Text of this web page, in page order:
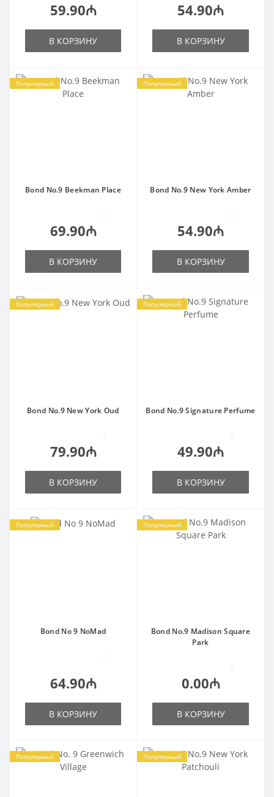
59.90₼
В КОРЗИНУ
54.90₼
В КОРЗИНУ
Популярный
Bond No.9 Beekman Place
69.90₼
В КОРЗИНУ
Популярный
Bond No.9 New York Amber
54.90₼
В КОРЗИНУ
Популярный
Bond No.9 New York Oud
79.90₼
В КОРЗИНУ
Популярный
Bond No.9 Signature Perfume
49.90₼
В КОРЗИНУ
Популярный
Bond No 9 NoMad
64.90₼
В КОРЗИНУ
Популярный
Bond No.9 Madison Square
Park
0.00₼
В КОРЗИНУ
Популярный Популярный